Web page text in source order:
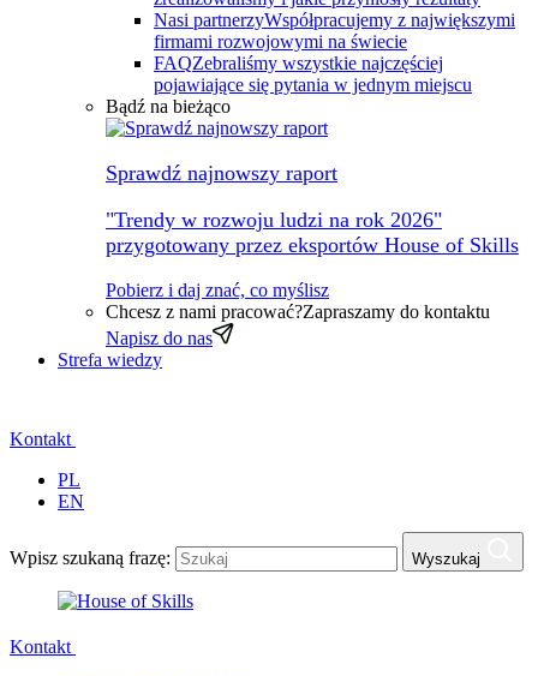
Nasi partnerzyWspółpracujemy z największymi
firmami rozwojowymi na świecie
FAQZebraliśmy wszystkie najczęściej
pojawiające się pytania w jednym miejscu
Bądź na bieżąco
Sprawdź najnowszy raport
"Trendy w rozwoju ludzi na rok 2026"
przygotowany przez eksportów House of Skills
Pobierz i daj znać, co myślisz
Chcesz z nami pracować?Zapraszamy do kontaktu
Napisz do nas
Strefa wiedzy
Kontakt
PL
EN
Wpisz szukaną frazę: Wyszukaj
Kontakt